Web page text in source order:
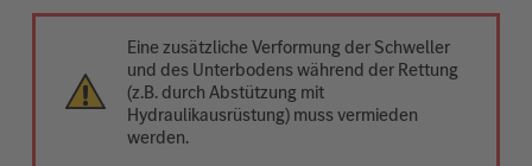
Eine zusätzliche Verformung der Schweller
und des Unterbodens während der Rettung
(z.B. durch Abstützung mit
Hydraulikausrüstung) muss vermieden
werden.